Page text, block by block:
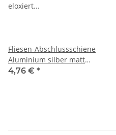
Fliesen-Abschlussschiene
Aluminium silber matt
eloxiert 8mm 1m
4,76 € *